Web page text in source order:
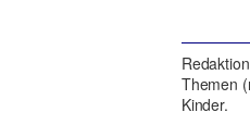
Themen
Kinder.